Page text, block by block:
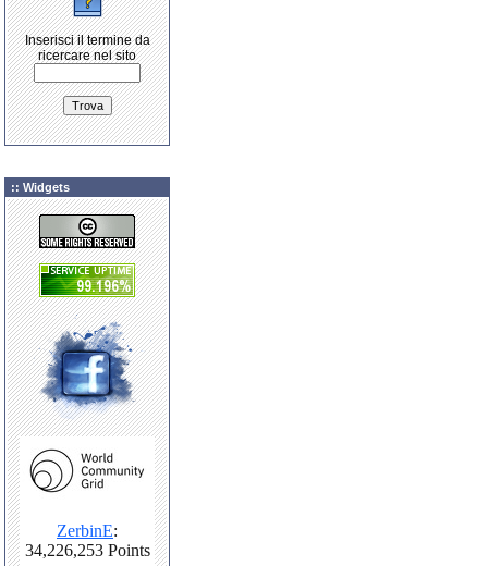
Inserisci il termine da
ricercare nel sito
:: Widgets